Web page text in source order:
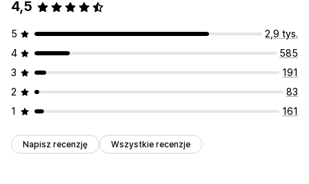
4,5
5
2,9 tys.
4
585
3
191
2
83
1
161
Napisz recenzję Wszystkie recenzje